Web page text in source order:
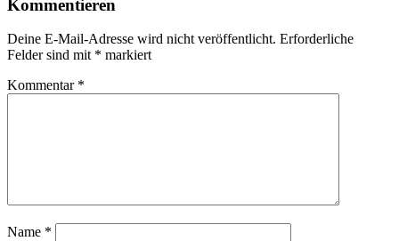
Kommentieren
Deine E-Mail-Adresse wird nicht veröffentlicht. Erforderliche
Felder sind mit * markiert
Kommentar *
Name *